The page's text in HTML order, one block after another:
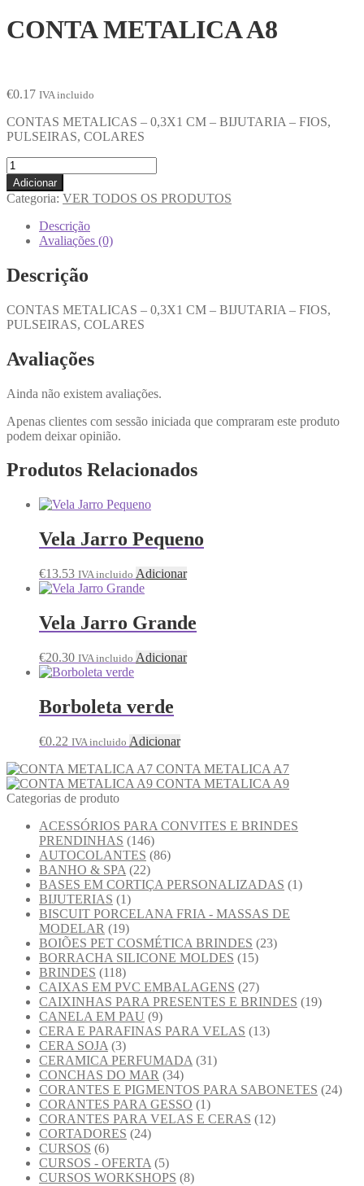
CONTA METALICA A8
€0.17 IVA incluido
CONTAS METALICAS – 0,3X1 CM – BIJUTARIA – FIOS,
PULSEIRAS, COLARES
Adicionar
Categoria: VER TODOS OS PRODUTOS
Descrição
Avaliações (0)
Descrição
CONTAS METALICAS – 0,3X1 CM – BIJUTARIA – FIOS,
PULSEIRAS, COLARES
Avaliações
Ainda não existem avaliações.
Apenas clientes com sessão iniciada que compraram este produto
podem deixar opinião.
Produtos Relacionados
Vela Jarro Pequeno
€13.53 IVA incluido Adicionar
Vela Jarro Grande
€20.30 IVA incluido Adicionar
Borboleta verde
€0.22 IVA incluido Adicionar
CONTA METALICA A7
CONTA METALICA A9
Categorias de produto
ACESSÓRIOS PARA CONVITES E BRINDES
PRENDINHAS (146)
AUTOCOLANTES (86)
BANHO & SPA (22)
BASES EM CORTIÇA PERSONALIZADAS (1)
BIJUTERIAS (1)
BISCUIT PORCELANA FRIA - MASSAS DE
MODELAR (19)
BOIÕES PET COSMÉTICA BRINDES (23)
BORRACHA SILICONE MOLDES (15)
BRINDES (118)
CAIXAS EM PVC EMBALAGENS (27)
CAIXINHAS PARA PRESENTES E BRINDES (19)
CANELA EM PAU (9)
CERA E PARAFINAS PARA VELAS (13)
CERA SOJA (3)
CERAMICA PERFUMADA (31)
CONCHAS DO MAR (34)
CORANTES E PIGMENTOS PARA SABONETES (24)
CORANTES PARA GESSO (1)
CORANTES PARA VELAS E CERAS (12)
CORTADORES (24)
CURSOS (6)
CURSOS - OFERTA (5)
CURSOS WORKSHOPS (8)